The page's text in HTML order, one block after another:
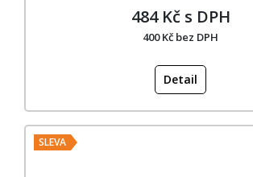
484 Kč s DPH
400 Kč bez DPH
Detail
SLEVA